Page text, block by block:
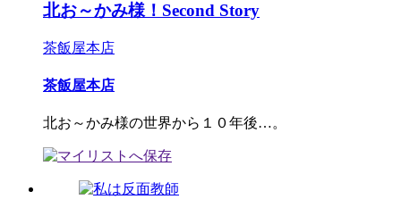
北お～かみ様！Second Story
茶飯屋本店
茶飯屋本店
北お～かみ様の世界から１０年後…。